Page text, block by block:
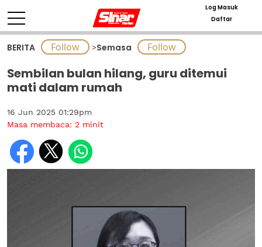
Log Masuk
Daftar
BERITA >Semasa
Sembilan bulan hilang, guru ditemui
mati dalam rumah
16 Jun 2025 01:29pm
Masa membaca: 2 minit